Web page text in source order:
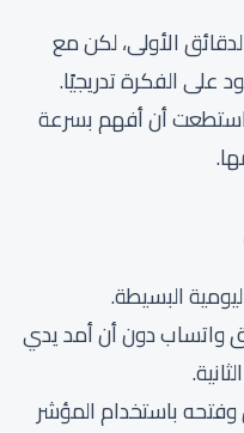
الأولى، لكن مع
على الفكرة تدريجيًا.
أن أفهم بسرعة
البسيطة.
واتساب دون أن أمد يدي
وفتحه باستخدام المؤشر